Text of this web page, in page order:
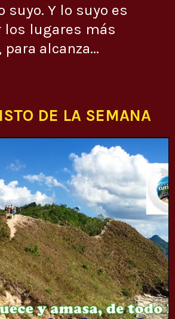
suyo. Y lo suyo es
los lugares más
alcanza...
DE LA SEMANA